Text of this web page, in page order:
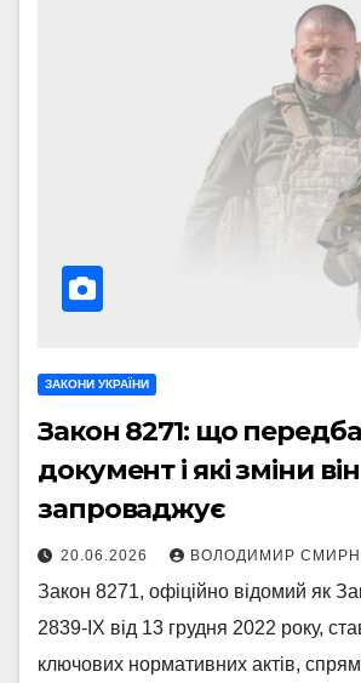
ЗАКОНИ УКРАЇНИ
Закон 8271: що
документ і які зміни він
запроваджує
20.06.2026 ВОЛОДИМИР
Закон 8271, офіційно відомий як
2839-IX від 13 грудня 2022 року,
ключових нормативних актів,